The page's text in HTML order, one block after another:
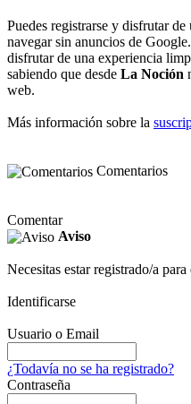
Puedes registrarse y disfrutar de
navegar sin anuncios de
disfrutar de una experiencia
sabiendo que desde La Noción
web.
Más información sobre la
Comentarios
Comentar
Aviso
Necesitas estar registrado/a
Identificarse
Usuario o Email
¿Todavía no se ha registrado?
Contraseña